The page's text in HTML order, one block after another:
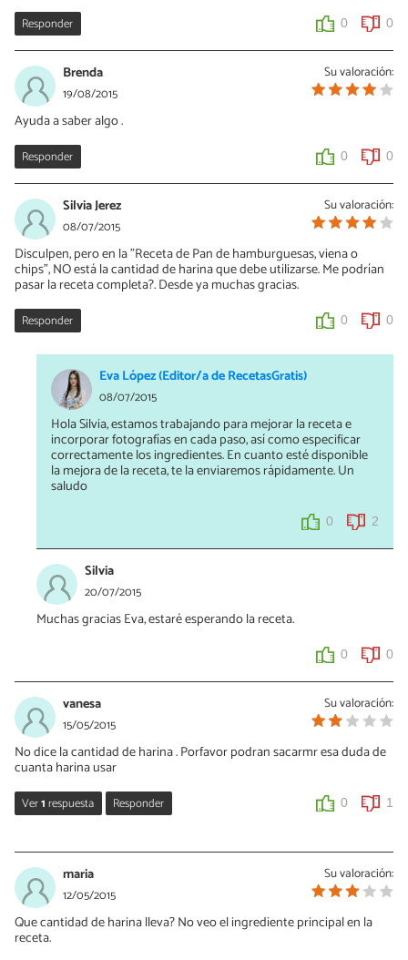
Responder 0 0
Su valoración:
Brenda
19/08/2015
Ayuda a saber algo .
Responder 0 0
Su valoración:
Silvia Jerez
08/07/2015
Disculpen, pero en la "Receta de Pan de hamburguesas, viena o
chips", NO está la cantidad de harina que debe utilizarse. Me podrían
pasar la receta completa?. Desde ya muchas gracias.
Responder 0 0
Eva López (Editor/a de RecetasGratis)
08/07/2015
Hola Silvia, estamos trabajando para mejorar la receta e
incorporar fotografías en cada paso, así como especificar
correctamente los ingredientes. En cuanto esté disponible
la mejora de la receta, te la enviaremos rápidamente. Un
saludo
0 2
Silvia
20/07/2015
Muchas gracias Eva, estaré esperando la receta.
0 0
Su valoración:
vanesa
15/05/2015
No dice la cantidad de harina . Porfavor podran sacarmr esa duda de
cuanta harina usar
Ver1respuesta Responder 0 1
05/09/2021
Yo leo que dice 250 gramos. Me corrije eva por favor si estoy en lo
correcto. Porque los hare hoy
Su valoración:
maria
12/05/2015
Que cantidad de harina lleva? No veo el ingrediente principal en la
receta.